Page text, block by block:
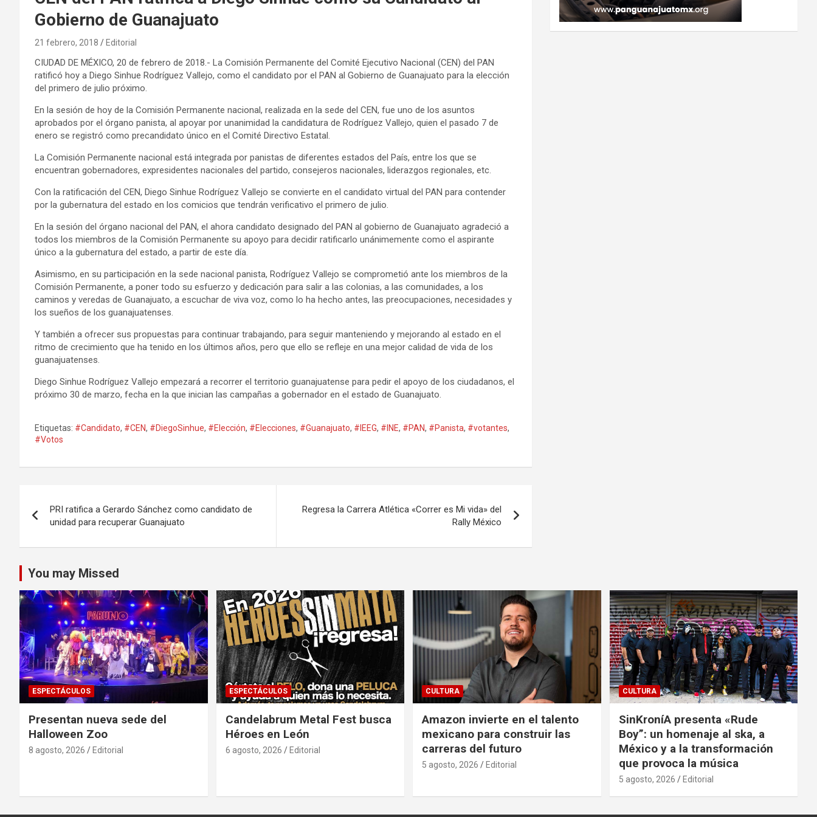
Gobierno de Guanajuato
21 febrero, 2018 Editorial
CIUDAD DE MÉXICO, 20 de febrero de 2018.- La Comisión Permanente del Comité Ejecutivo Nacional (CEN) del PAN
ratificó hoy a Diego Sinhue Rodríguez Vallejo, como el candidato por el PAN al Gobierno de Guanajuato para la elección
del primero de julio próximo.
En la sesión de hoy de la Comisión Permanente nacional, realizada en la sede del CEN, fue uno de los asuntos
aprobados por el órgano panista, al apoyar por unanimidad la candidatura de Rodríguez Vallejo, quien el pasado 7 de
enero se registró como precandidato único en el Comité Directivo Estatal.
La Comisión Permanente nacional está integrada por panistas de diferentes estados del País, entre los que se
encuentran gobernadores, expresidentes nacionales del partido, consejeros nacionales, liderazgos regionales, etc.
Con la ratificación del CEN, Diego Sinhue Rodríguez Vallejo se convierte en el candidato virtual del PAN para contender
por la gubernatura del estado en los comicios que tendrán verificativo el primero de julio.
En la sesión del órgano nacional del PAN, el ahora candidato designado del PAN al gobierno de Guanajuato agradeció a
todos los miembros de la Comisión Permanente su apoyo para decidir ratificarlo unánimemente como el aspirante
único a la gubernatura del estado, a partir de este día.
Asimismo, en su participación en la sede nacional panista, Rodríguez Vallejo se comprometió ante los miembros de la
Comisión Permanente, a poner todo su esfuerzo y dedicación para salir a las colonias, a las comunidades, a los
caminos y veredas de Guanajuato, a escuchar de viva voz, como lo ha hecho antes, las preocupaciones, necesidades y
los sueños de los guanajuatenses.
Y también a ofrecer sus propuestas para continuar trabajando, para seguir manteniendo y mejorando al estado en el
ritmo de crecimiento que ha tenido en los últimos años, pero que ello se refleje en una mejor calidad de vida de los
guanajuatenses.
Diego Sinhue Rodríguez Vallejo empezará a recorrer el territorio guanajuatense para pedir el apoyo de los ciudadanos, el
próximo 30 de marzo, fecha en la que inician las campañas a gobernador en el estado de Guanajuato.
Etiquetas: #Candidato, #CEN, #DiegoSinhue, #Elección, #Elecciones, #Guanajuato, #IEEG, #INE, #PAN, #Panista, #votantes,
#Votos
de
entradas
PRI ratifica a Gerardo Sánchez como candidato de
unidad para recuperar Guanajuato
Regresa la Carrera Atlética «Correr es Mi vida» del
Rally México
You may Missed
ESPECTÁCULOS
Presentan nueva sede del
Halloween Zoo
8 agosto, 2026 Editorial
ESPECTÁCULOS
Candelabrum Metal Fest busca
Héroes en León
6 agosto, 2026 Editorial
CULTURA
Amazon invierte en el talento
mexicano para construir las
carreras del futuro
5 agosto, 2026 Editorial
CULTURA
SinKroníA presenta «Rude
Boy”: un homenaje al ska, a
México y a la transformación
que provoca la música
5 agosto, 2026 Editorial